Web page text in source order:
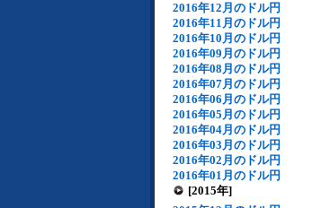
2016年12月のドル円
2016年11月のドル円
2016年10月のドル円
2016年09月のドル円
2016年08月のドル円
2016年07月のドル円
2016年06月のドル円
2016年05月のドル円
2016年04月のドル円
2016年03月のドル円
2016年02月のドル円
2016年01月のドル円
[2015年]